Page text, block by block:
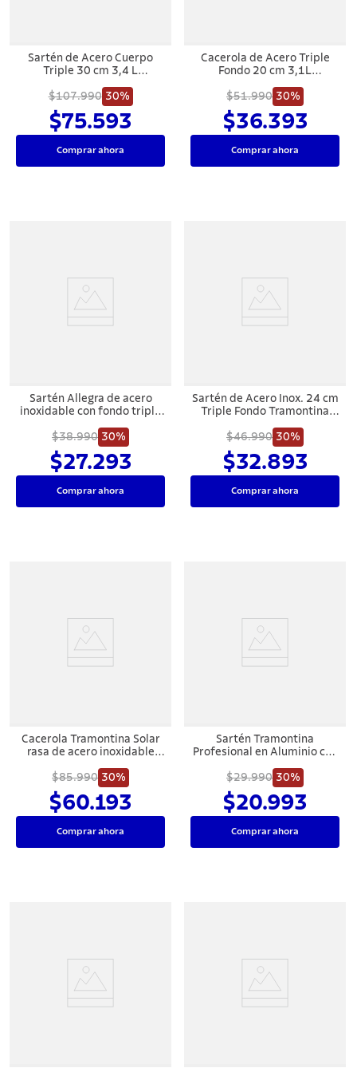
Sartén de Acero Cuerpo
Triple 30 cm 3,4 L
$107.990 30%
$75.593
Comprar ahora
Cacerola de Acero Triple
Fondo 20 cm 3,1L
$51.990 30%
$36.393
Comprar ahora
Sartén Allegra de acero
inoxidable con fondo triple
$38.990 30%
$27.293
Comprar ahora
Sartén de Acero Inox. 24 cm
Triple Fondo Tramontina
$46.990 30%
$32.893
Comprar ahora
Cacerola Tramontina Solar
rasa de acero inoxidable
20 cm 2,9 L
$85.990 30%
$60.193
Comprar ahora
Sartén Tramontina
Profesional en Aluminio con
Antiadherente Starflon
Premium y Acabado
Externo Lijado 24 cm 1,3 L
$29.990 30%
$20.993
Comprar ahora